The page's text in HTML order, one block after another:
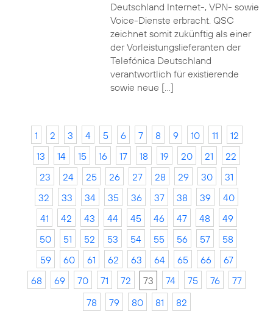
Deutschland Internet-, VPN- sowie
Voice-Dienste erbracht. QSC
zeichnet somit zukünftig als einer
der Vorleistungslieferanten der
Telefónica Deutschland
verantwortlich für existierende
sowie neue […]
1 2 3 4 5 6 7 8 9 10 11
12
13
14 15 16 17 18 19 20 21
22
23
24 25 26 27 28 29 30
31
32
33 34 35 36 37 38 39
40
41
42 43 44 45 46 47 48
49
50
51 52 53 54 55 56 57
58
59
60 61 62 63 64 65 66
67
68
69 70 71 72 73 74 75 76
77
78
79 80 81 82